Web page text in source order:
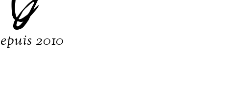
2010